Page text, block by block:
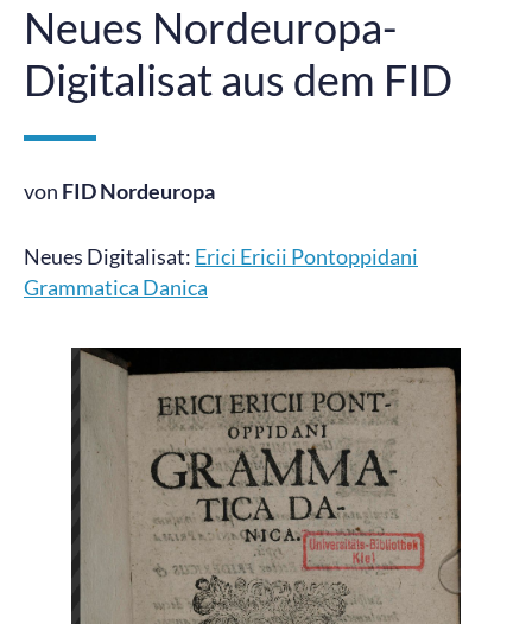
Neues Nordeuropa-
Digitalisat aus dem FID
von FID Nordeuropa
Neues Digitalisat: Erici Ericii Pontoppidani
Grammatica Danica